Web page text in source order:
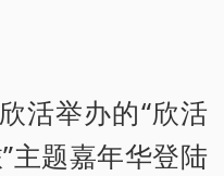
活举办的“欣活
主题嘉年华登陆